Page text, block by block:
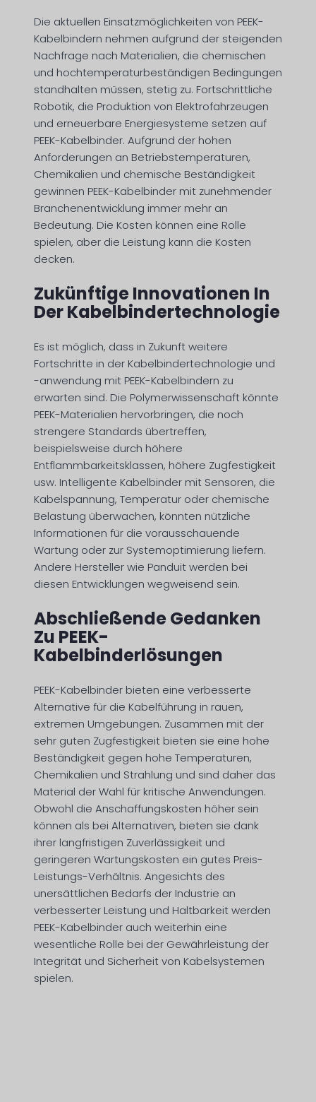
Die aktuellen Einsatzmöglichkeiten von PEEK-
Kabelbindern nehmen aufgrund der steigenden
Nachfrage nach Materialien, die chemischen
und hochtemperaturbeständigen Bedingungen
standhalten müssen, stetig zu. Fortschrittliche
Robotik, die Produktion von Elektrofahrzeugen
und erneuerbare Energiesysteme setzen auf
PEEK-Kabelbinder. Aufgrund der hohen
Anforderungen an Betriebstemperaturen,
Chemikalien und chemische Beständigkeit
gewinnen PEEK-Kabelbinder mit zunehmender
Branchenentwicklung immer mehr an
Bedeutung. Die Kosten können eine Rolle
spielen, aber die Leistung kann die Kosten
decken.
Zukünftige Innovationen In
Der Kabelbindertechnologie
Es ist möglich, dass in Zukunft weitere
Fortschritte in der Kabelbindertechnologie und
-anwendung mit PEEK-Kabelbindern zu
erwarten sind. Die Polymerwissenschaft könnte
PEEK-Materialien hervorbringen, die noch
strengere Standards übertreffen,
beispielsweise durch höhere
Entflammbarkeitsklassen, höhere Zugfestigkeit
usw. Intelligente Kabelbinder mit Sensoren, die
Kabelspannung, Temperatur oder chemische
Belastung überwachen, könnten nützliche
Informationen für die vorausschauende
Wartung oder zur Systemoptimierung liefern.
Andere Hersteller wie Panduit werden bei
diesen Entwicklungen wegweisend sein.
Abschließende Gedanken
Zu PEEK-
Kabelbinderlösungen
PEEK-Kabelbinder bieten eine verbesserte
Alternative für die Kabelführung in rauen,
extremen Umgebungen. Zusammen mit der
sehr guten Zugfestigkeit bieten sie eine hohe
Beständigkeit gegen hohe Temperaturen,
Chemikalien und Strahlung und sind daher das
Material der Wahl für kritische Anwendungen.
Obwohl die Anschaffungskosten höher sein
können als bei Alternativen, bieten sie dank
ihrer langfristigen Zuverlässigkeit und
geringeren Wartungskosten ein gutes Preis-
Leistungs-Verhältnis. Angesichts des
unersättlichen Bedarfs der Industrie an
verbesserter Leistung und Haltbarkeit werden
PEEK-Kabelbinder auch weiterhin eine
wesentliche Rolle bei der Gewährleistung der
Integrität und Sicherheit von Kabelsystemen
spielen.